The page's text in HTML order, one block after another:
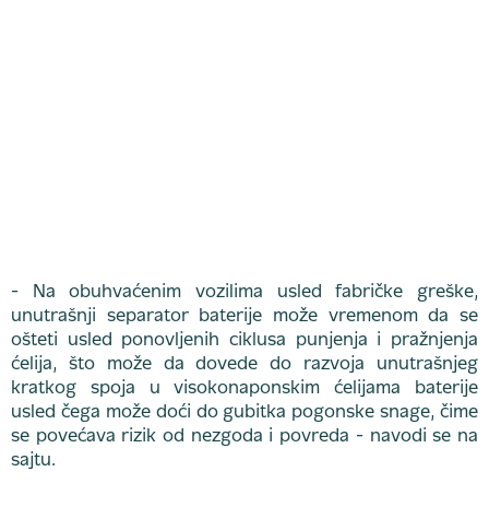
- Na obuhvaćenim vozilima usled fabričke greške,
unutrašnji separator baterije može vremenom da se
ošteti usled ponovljenih ciklusa punjenja i pražnjenja
ćelija, što može da dovede do razvoja unutrašnjeg
kratkog spoja u visokonaponskim ćelijama baterije
usled čega može doći do gubitka pogonske snage, čime
se povećava rizik od nezgoda i povreda - navodi se na
sajtu.